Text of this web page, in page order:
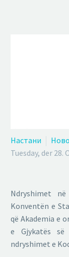
Настани
Tuesday, der 28.
Ndryshimet
Konventën e
që Akademia e
e Gjykatës
ndryshimet e